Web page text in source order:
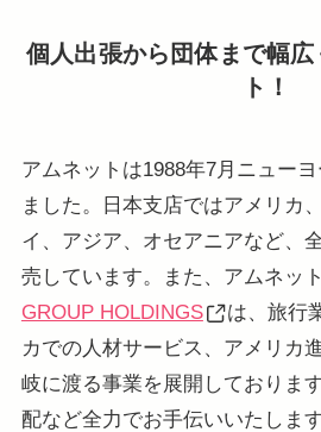
個人出張から団体まで幅
ト！
アムネットは1988年7月ニュー
ました。日本支店ではアメリカ
イ、アジア、オセアニアなど、
売しています。また、アムネッ
GROUP HOLDINGS
は、旅行
カでの人材サービス、アメリカ
岐に渡る事業を展開しておりま
配など全力でお手伝いいたしま